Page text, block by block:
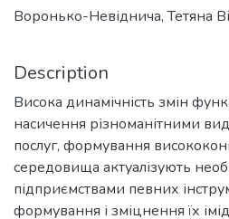
Воронько-Невіднича, Тетяна
Description
Висока динамічність змін
насичення різноманітними
послуг, формування
середовища актуалізують
підприємствами певних
формування і зміцнення їх